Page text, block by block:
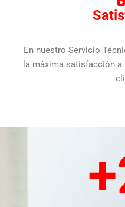
En nuestro Servicio
la máxima satisfacción
+